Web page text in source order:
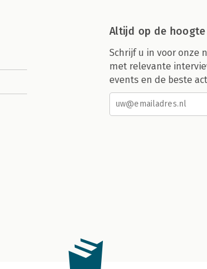
Altijd op de hoogte
Schrijf u in voor onze
met relevante
events en de beste